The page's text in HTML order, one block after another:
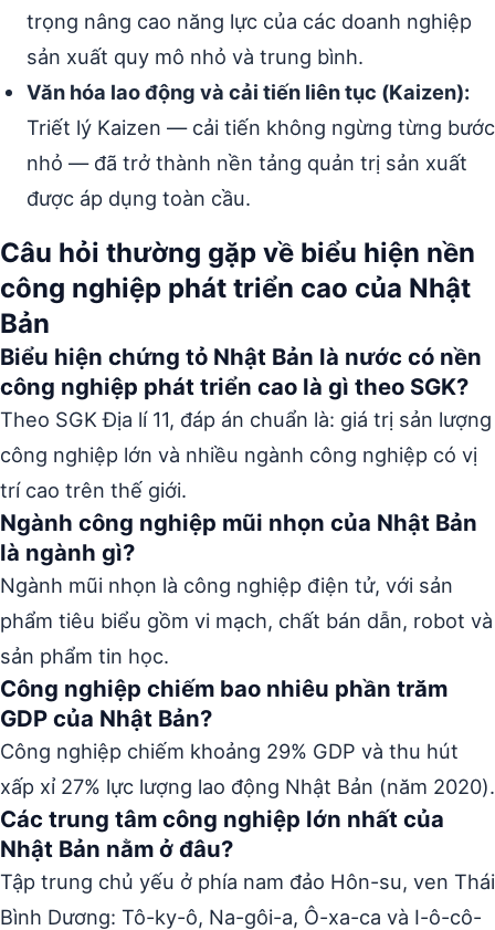
trọng nâng cao năng lực của các doanh nghiệp
sản xuất quy mô nhỏ và trung bình.
Văn hóa lao động và cải tiến liên tục (Kaizen):
Triết lý Kaizen — cải tiến không ngừng từng bước
nhỏ — đã trở thành nền tảng quản trị sản xuất
được áp dụng toàn cầu.
Câu hỏi thường gặp về biểu hiện nền
công nghiệp phát triển cao của Nhật
Bản
Biểu hiện chứng tỏ Nhật Bản là nước có nền
công nghiệp phát triển cao là gì theo SGK?
Theo SGK Địa lí 11, đáp án chuẩn là: giá trị sản lượng
công nghiệp lớn và nhiều ngành công nghiệp có vị
trí cao trên thế giới.
Ngành công nghiệp mũi nhọn của Nhật Bản
là ngành gì?
Ngành mũi nhọn là công nghiệp điện tử, với sản
phẩm tiêu biểu gồm vi mạch, chất bán dẫn, robot và
sản phẩm tin học.
Công nghiệp chiếm bao nhiêu phần trăm
GDP của Nhật Bản?
Công nghiệp chiếm khoảng 29% GDP và thu hút
xấp xỉ 27% lực lượng lao động Nhật Bản (năm 2020).
Các trung tâm công nghiệp lớn nhất của
Nhật Bản nằm ở đâu?
Tập trung chủ yếu ở phía nam đảo Hôn-su, ven Thái
Bình Dương: Tô-ky-ô, Na-gôi-a, Ô-xa-ca và I-ô-cô-